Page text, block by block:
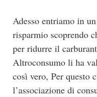
Adesso entriamo in
risparmio scoprendo
per ridurre il
Altroconsumo li ha
così vero, Per questo
l’associazione di